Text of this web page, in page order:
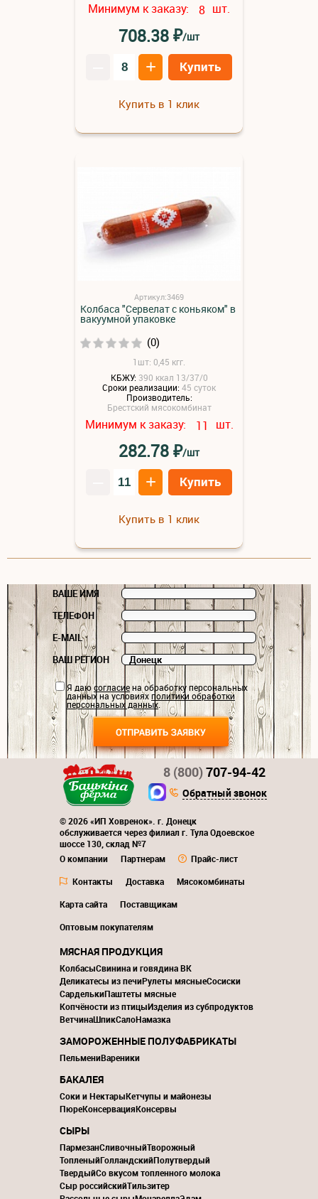
Минимум к заказу: 8 шт.
708.38₽/шт
+ Купить
Купить в 1 клик
Артикул:3469
Колбаса "Сервелат с коньяком" в
вакуумной упаковке
(0)
1шт: 0,45 кгг.
КБЖУ: 390 ккал 13/37/0
Сроки реализации:45 суток
Производитель:
Брестский мясокомбинат
Минимум к заказу: 11 шт.
282.78₽/шт
+ Купить
Купить в 1 клик
ВАШЕ ИМЯ
ТЕЛЕФОН
E-MAIL
ВАШ РЕГИОН
Я даюсогласиена обработку персональных
данных на условияхполитики обработки
персональных данных.
© 2026 «ИП Ховренок». г. Донецк
обслуживается через филиал г. Тула Одоевское
шоссе 130, склад №7
О компании
Партнерам
Прайс-лист
Контакты
Доставка
Мясокомбинаты
Карта сайта
Поставщикам
Оптовым покупателям
8 (800)707-94-42
Обратный звонок
МЯСНАЯ ПРОДУКЦИЯ
КолбасыСвинина и говядина ВК
Деликатесы из печиРулеты мясныеСосиски
СарделькиПаштеты мясные
Копчёности из птицыИзделия из субпродуктов
ВетчинаШпикСалоНамазка
ЗАМОРОЖЕННЫЕ ПОЛУФАБРИКАТЫ
ПельмениВареники
БАКАЛЕЯ
Соки и НектарыКетчупы и майонезы
ПюреКонсервацияКонсервы
СЫРЫ
ПармезанСливочныйТворожный
ТопленыйГолландскийПолутвердый
ТвердыйСо вкусом топленного молока
Сыр российскийТильзитер